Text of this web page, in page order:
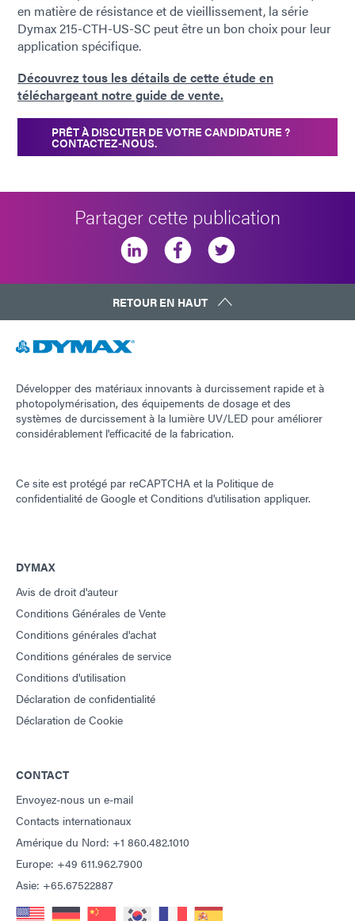
en matière de résistance et de vieillissement, la série
Dymax 215-CTH-US-SC peut être un bon choix pour leur
application spécifique.
Découvrez tous les détails de cette étude en
téléchargeant notre guide de vente.
PRÊT À DISCUTER DE VOTRE CANDIDATURE ?
CONTACTEZ-NOUS.
Partager cette publication
RETOUR EN HAUT
Développer des matériaux innovants à durcissement rapide et à
photopolymérisation, des équipements de dosage et des
systèmes de durcissement à la lumière UV/LED pour améliorer
considérablement l'efficacité de la fabrication.
Ce site est protégé par reCAPTCHA et la Politique de
confidentialité de Google etConditions d'utilisation appliquer.
DYMAX
Avis de droit d'auteur
Conditions Générales de Vente
Conditions générales d'achat
Conditions générales de service
Conditions d'utilisation
Déclaration de confidentialité
Déclaration de Cookie
CONTACT
Envoyez-nous un e-mail
Contacts internationaux
Amérique du Nord: +1 860.482.1010
Europe: +49 611.962.7900
Asie: +65.67522887